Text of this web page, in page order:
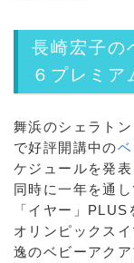
長崎宏子の
６プレミア
舞浜のシェラト
で好評開講中の
ケジュールを発表
同時に一年を通
「イヤー」PLUS
オリンピックス
逸のベビーアク